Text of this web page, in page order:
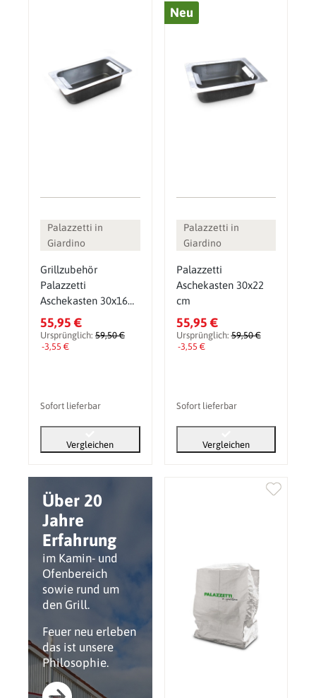
Über 20
Jahre
Erfahrung
im Kamin- und
Ofenbereich
sowie rund um
den Grill.
Feuer neu erleben
das ist unsere
Philosophie.
Palazzetti in
Giardino
Grillzubehör
Palazzetti
Aschekasten 30x16
cm
55,95 €
Ursprünglich: 59,50 €
-3,55 €
Sofort lieferbar
Vergleichen
Neu
Palazzetti in
Giardino
Palazzetti
Aschekasten 30x22
cm
55,95 €
Ursprünglich:59,50 €
-3,55 €
Sofort lieferbar
Vergleichen